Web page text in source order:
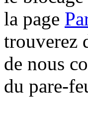
la page
trouverez
de nous
du pare-